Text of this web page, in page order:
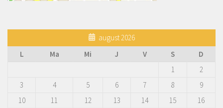
august 2026
L
Ma Mi J V S
D
1
2
3
4 5 6 7 8
9
10
11 12 13 14 15
16